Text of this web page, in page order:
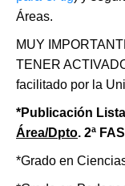
Áreas.
MUY
TENER
facilitado por la
*Publicación
Área/Dpto. 2ª
*Grado en